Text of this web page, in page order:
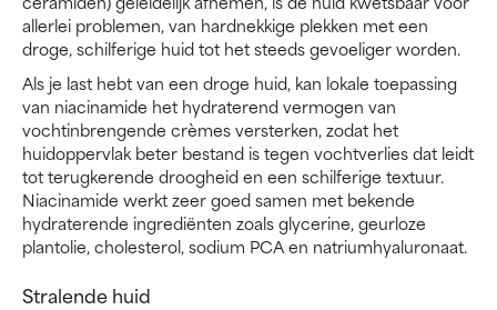
allerlei problemen, van hardnekkige plekken met een
droge, schilferige huid tot het steeds gevoeliger worden.
Als je last hebt van een droge huid, kan lokale toepassing
van niacinamide het hydraterend vermogen van
vochtinbrengende crèmes versterken, zodat het
huidoppervlak beter bestand is tegen vochtverlies dat leidt
tot terugkerende droogheid en een schilferige textuur.
Niacinamide werkt zeer goed samen met bekende
hydraterende ingrediënten zoals glycerine, geurloze
plantolie, cholesterol, sodium PCA en natriumhyaluronaat.
Stralende huid